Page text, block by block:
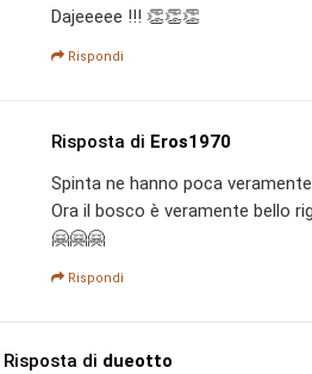
Dajeeeee !!! 👏👏👏
Rispondi
Risposta di Eros1970
Spinta ne hanno poca
Ora il bosco è veramente bello
🤗🤗🤗
Rispondi
Risposta di dueotto